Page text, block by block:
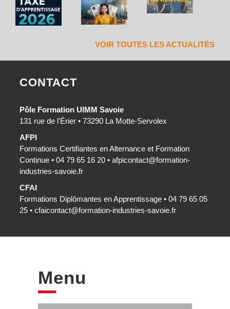
VOIR TOUTES LES ACTUALITÉS
CONTACT
Pôle Formation UIMM Savoie
131 rue de l'Érier • 73290 La Motte-Servolex
AFPI
Formations Certifiantes en Alternance et Formation
Continue • 04 79 65 16 20 • afpicontact@formation-
industries-savoie.fr
CFAI
Formations Diplômantes en Apprentissage • 04 79 65 05
25 • cfaicontact@formation-industries-savoie.fr
Menu